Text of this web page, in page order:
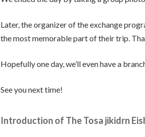
Later, the organizer of the exchange
the most memorable part of their trip.
Hopefully one day, we’ll even have a
See you next time!
Introduction of The Tosa jikidrn